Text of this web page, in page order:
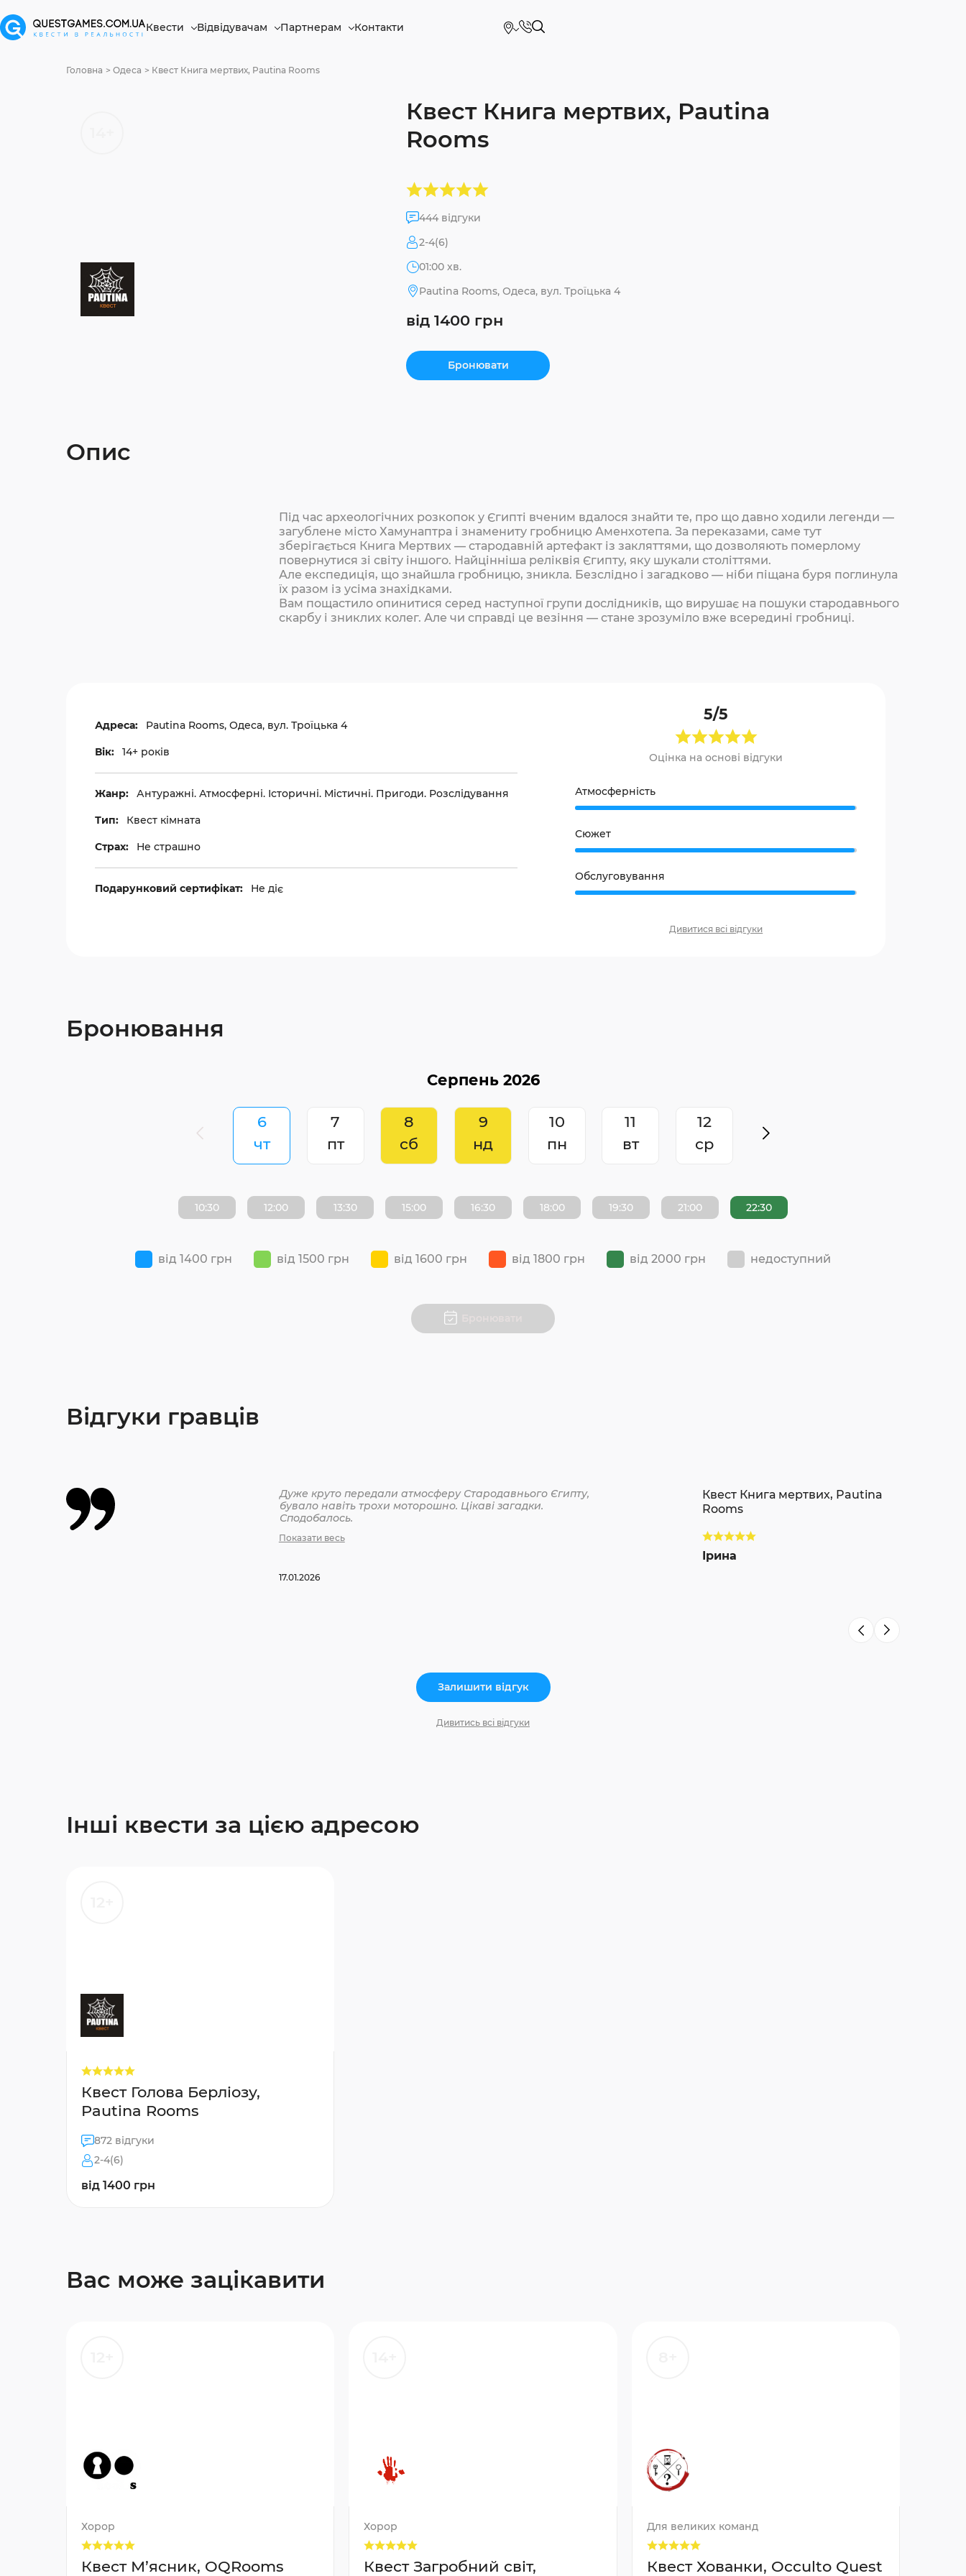
Квести Відвідувачам Партнерам Контакти
Головна Одеса Квест Книга мертвих, Pautina Rooms
Квест Книга мертвих, Pautina
Rooms
444 відгуки
2-4(6)
01:00 хв.
Pautina Rooms, Одеса, вул. Троїцька 4
від 1400 грн
Бронювати
Опис
Під час археологічних розкопок у Єгипті вченим вдалося знайти те, про що давно ходили легенди —
загублене місто Хамунаптра і знамениту гробницю Аменхотепа. За переказами, саме тут
зберігається Книга Мертвих — стародавній артефакт із закляттями, що дозволяють померлому
повернутися зі світу іншого. Найцінніша реліквія Єгипту, яку шукали століттями.
Але експедиція, що знайшла гробницю, зникла. Безслідно і загадково — ніби піщана буря поглинула
їх разом із усіма знахідками.
Вам пощастило опинитися серед наступної групи дослідників, що вирушає на пошуки стародавнього
скарбу і зниклих колег. Але чи справді це везіння — стане зрозуміло вже всередині гробниці.
Адреса: Pautina Rooms, Одеса, вул. Троїцька 4
Вік: 14+ років
Жанр: Антуражні. Атмосферні. Історичні. Містичні. Пригоди. Розслідування
Тип: Квест кімната
Страх: Не страшно
Подарунковий сертифікат: Не діє
5/5
Оцінка на основі відгуки
Атмосферність
Сюжет
Обслуговування
Дивитися всі відгуки
Бронювання
6
чт
7
пт
8
сб
9
нд
10
пн
11
вт
12
ср
10:30 12:00 13:30 15:00 16:30 18:00 19:30 21:00 22:30
від 1400 грн від 1500 грн від 1600 грн від 1800 грн від 2000 грн недоступний
Відгуки гравців
Дуже круто передали атмосферу Стародавнього Єгипту,
бувало навіть трохи моторошно. Цікаві загадки.
Сподобалось.
Показати весь
17.01.2026
Квест Книга мертвих, Pautina
Rooms
Ірина
Залишити відгук
Дивитись всі відгуки
Інші квести за цією адресою
Квест Голова Берліозу,
Pautina Rooms
872 відгуки
2-4(6)
від 1400 грн
Вас може зацікавити
Хорор
Квест М’ясник, OQRooms
Хорор
Квест Загробний світ,
Для великих команд
Квест Хованки, Occulto Quest